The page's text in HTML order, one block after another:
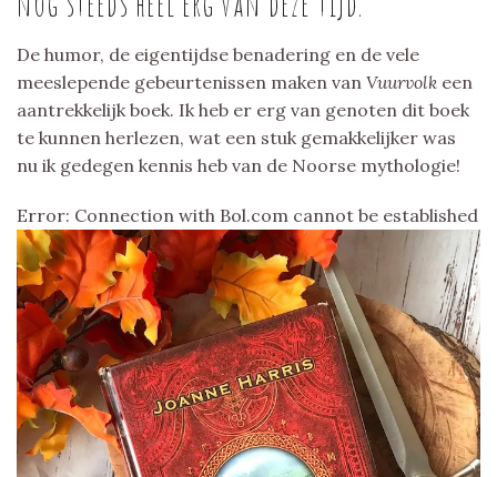
De humor, de eigentijdse benadering en de vele
meeslepende gebeurtenissen maken van Vuurvolk een
aantrekkelijk boek. Ik heb er erg van genoten dit boek
te kunnen herlezen, wat een stuk gemakkelijker was
nu ik gedegen kennis heb van de Noorse mythologie!
Error: Connection with Bol.com cannot be established